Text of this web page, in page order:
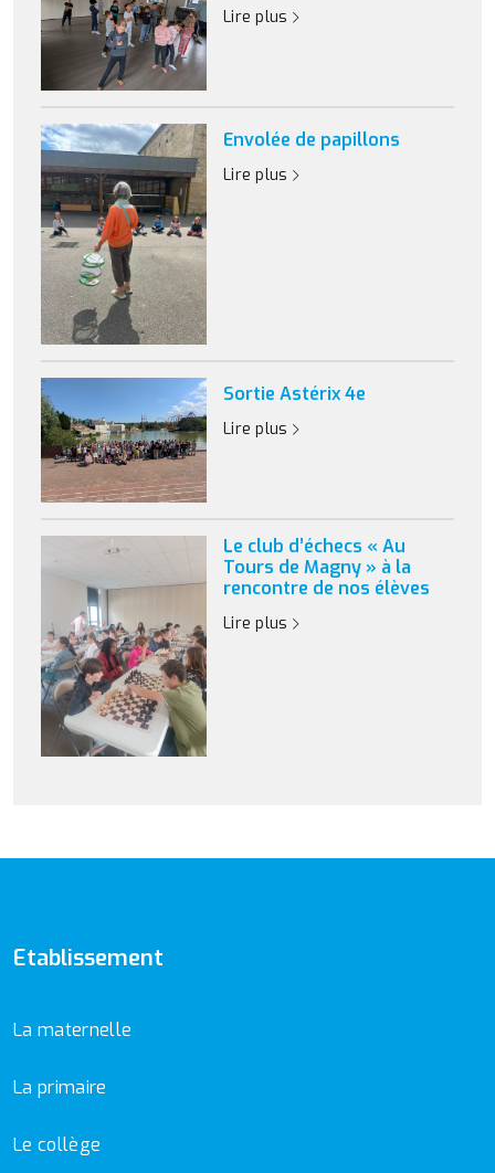
Lire plus
Envolée de papillons
Lire plus
Sortie Astérix 4e
Lire plus
Le club d’échecs « Au
Tours de Magny » à la
rencontre de nos élèves
Lire plus
Etablissement
La maternelle
La primaire
Le collège